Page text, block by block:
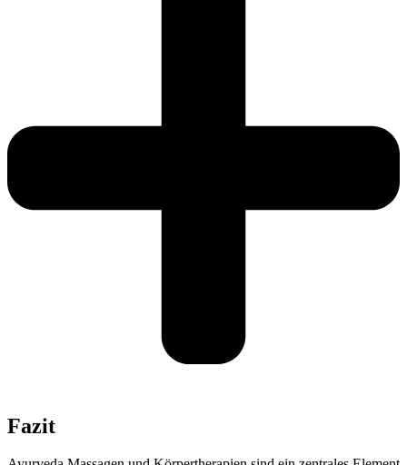
Fazit